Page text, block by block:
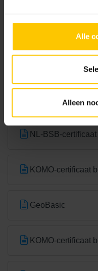
Alle
Alleen
Documentatie
GeoBasic
KOMO-certificaat